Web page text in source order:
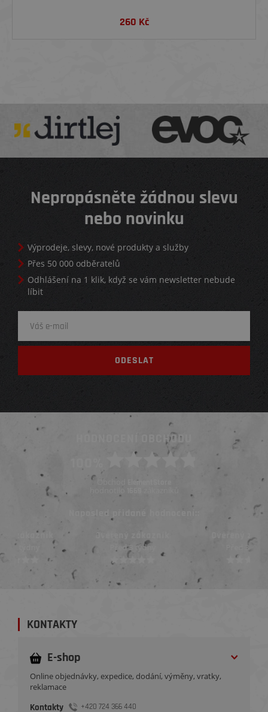
260 Kč
Nepropásněte žádnou slevu
nebo novinku
Výprodeje, slevy, nové produkty a služby
Přes 50 000 odběratelů
Odhlášení na 1 klik, když se vám newsletter nebude
líbit
HODNOCENÍ OBCHODU
Obchod ElementStore
hodnotilo
Naposled přidané hodnocení::
Ověřený zákazník
Před 3 týdny
KONTAKTY
E-shop
Online objednávky, expedice, dodání, výměny, vratky,
reklamace
Kontakty
+420 724 366 440